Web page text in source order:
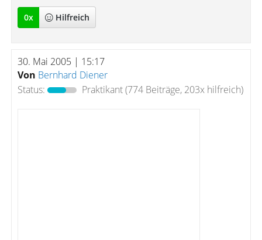
0x Hilfreich
30. Mai 2005 | 15:17
Von Bernhard Diener
Status:
Praktikant(774 Beiträge, 203x hilfreich)